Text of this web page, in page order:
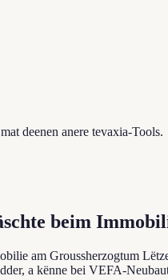
deenen anere tevaxia-Tools.
beim
am Groussherzogtum
a kënne bei VEFA-